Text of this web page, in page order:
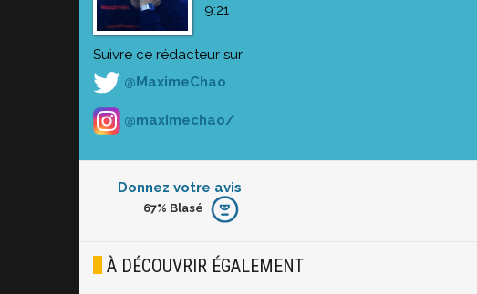
9:21
Suivre ce rédacteur sur
@MaximeChao
@maximechao/
Donnez votre avis
Furieux
67% Blasé
À DÉCOUVRIR ÉGALEMENT